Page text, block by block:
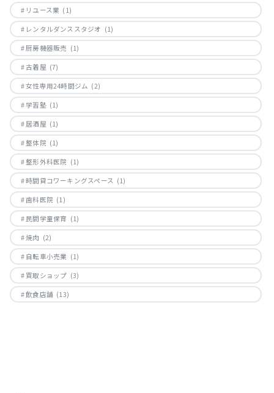
リユース業 (1)
レンタルダンススタジオ (1)
厨房機器販売 (1)
古着屋 (7)
女性専用24時間ジム (2)
学習塾 (1)
居酒屋 (1)
整体院 (1)
整形外科医院 (1)
時間貸コワーキングスペース (1)
歯科医院 (1)
民間学童保育 (1)
焼肉 (2)
自転車小売業 (1)
買取ショップ (3)
飲食店舗 (13)